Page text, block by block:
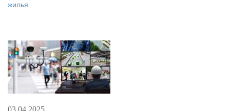
жилья.
03.04.2025